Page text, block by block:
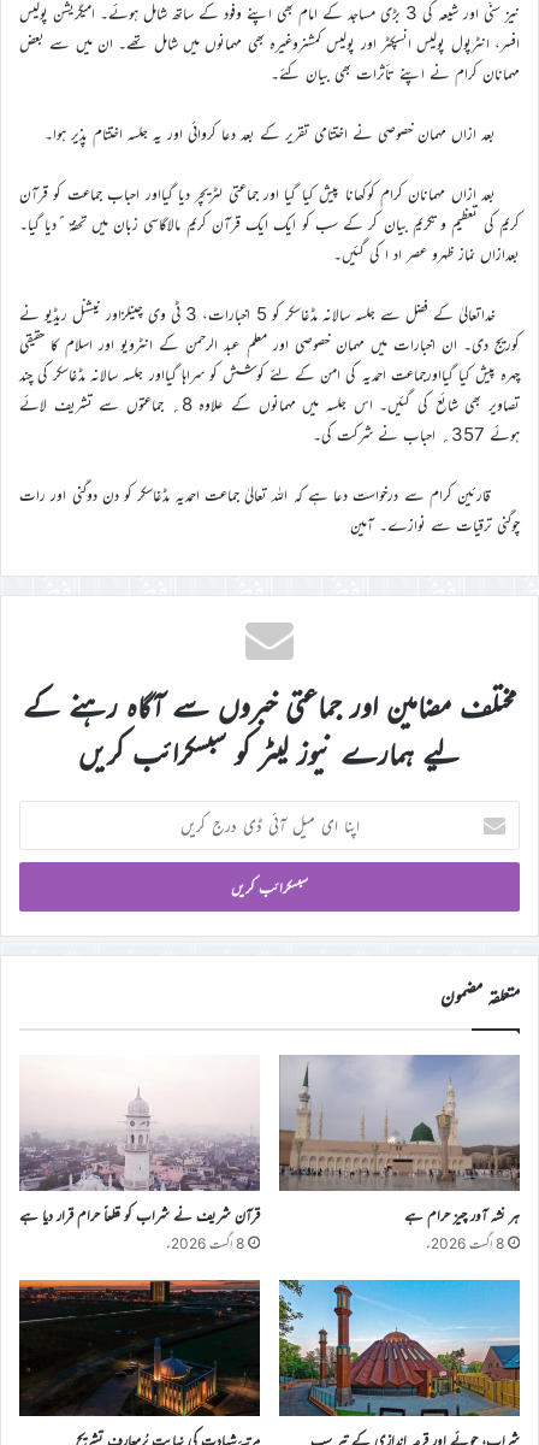
نیز سنّی اور شیعہ کی 3 بڑی مساجد کے امام بھی اپنے وفود کے ساتھ شامل ہوئے۔ امیگریشن پولیس
افسر، انٹرپول پولیس انسپکٹر اور پولیس کمشنروغیرہ بھی مہمانوں میں شامل تھے۔ ان میں سے بعض
مہمانان کرام نے اپنے تأثرات بھی بیان کئے۔
بعد ازاں مہمان خصوصی نے اختتامی تقریر کے بعد دعا کروائی اور یہ جلسہ اختتام پذیر ہوا۔
بعد ازاں مہمانان کرام کوکھانا پیش کیا گیا اور جماعتی لٹریچر دیا گیااور احباب جماعت کو قرآن
کریم کی تعظیم و تکریم بیان کر کے سب کو ایک ایک قرآن کریم مالاگاسی زبان میں تحفۃ ًدیا گیا۔
بعدازاں نماز ظہرو عصر اد ا کی گئیں۔
خداتعالیٰ کے فضل سے جلسہ سالانہ مڈغاسکر کو 5 اخبارات، 3 ٹی وی چینلزاور نیشنل ریڈیو نے
کوریج دی۔ ان اخبارات میں مہمان خصوصی اور معلم عبد الرحمن کے انٹرویو اور اسلام کا حقیقی
چہرہ پیش کیا گیااورجماعت احمدیہ کی امن کے لئے کوشش کو سراہا گیااور جلسہ سالانہ مڈغاسکر کی چند
تصاویر بھی شائع کی گئیں۔ اس جلسہ میں مہمانوں کے علاوہ 8؍ جماعتوں سے تشریف لائے
ہوئے 357؍ احباب نے شرکت کی۔
قارئین کرام سے درخواست دعا ہے کہ اللہ تعالیٰ جماعت احمدیہ مڈغاسکر کو دن دوگنی اور رات
چوگنی ترقیات سے نوازے۔ آمین
مختلف مضامین اور جماعتی خبروں سے آگاہ رہنے کے
لیے ہمارے نیوز لیٹر کو سبسکرائب کریں
اپنا
ای
میل
ڈی
درج
کریں
متعلقہ مضمون
ہر نشہ آور چیز حرام ہے
8 اگست 2026ء
قرآن شریف نے شراب کو قطعاً حرام قرار دیا ہے
8 اگست 2026ء
شراب، جوئے اور قرعہ اندازی کے تیر سب مرتبۂ شہادت کی نہایت پُرمعارف تشریح